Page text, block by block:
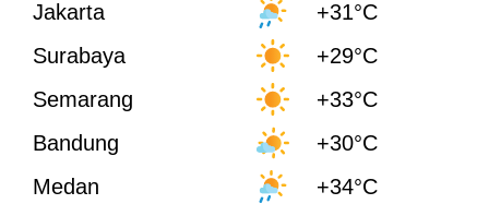
Jakarta
+31°C
Surabaya
+29°C
Semarang
+33°C
Bandung
+30°C
Medan
+34°C